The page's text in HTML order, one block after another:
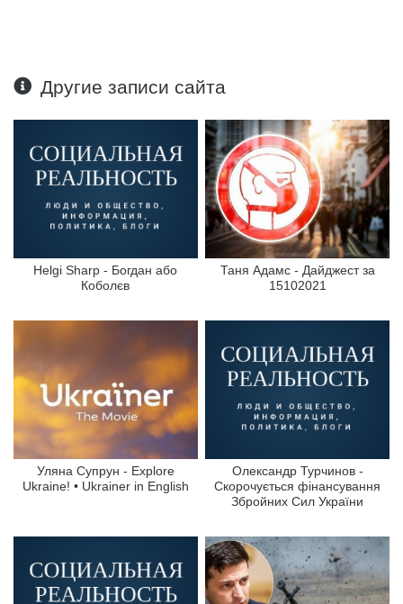
Другие записи сайта
Helgi Sharp - Богдан або
Коболєв
Таня Адамс - Дайджест за
15102021
Уляна Супрун - Explore
Ukraine! • Ukrainer in English
Олександр Турчинов -
Скорочується фінансування
Збройних Сил України